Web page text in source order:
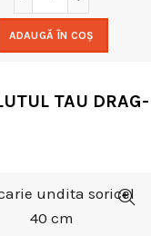
ADAUGĂ ÎN COȘ
TAU DRAG-